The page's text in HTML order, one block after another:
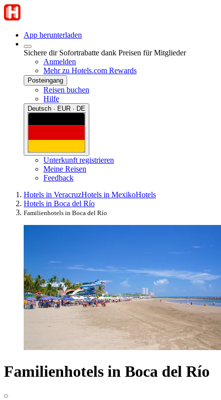
App herunterladen
Sichere dir Sofortrabatte dank Preisen für Mitglieder
Anmelden
Mehr zu Hotels.com Rewards
Posteingang
Reisen buchen
Hilfe
Deutsch · EUR · DE
Unterkunft registrieren
Meine Reisen
Feedback
Hotels in VeracruzHotels in MexikoHotels
Hotels in Boca del Río
Familienhotels in Boca del Río
Familienhotels in Boca del Río